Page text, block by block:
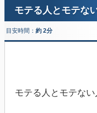
モテる人とモテな
目安時間： 約 2分
モテる人とモテない